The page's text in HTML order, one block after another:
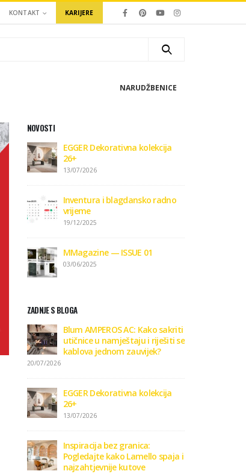
KONTAKT KARIJERE
NARUDŽBENICE
NOVOSTI
EGGER Dekorativna kolekcija
26+
13/07/2026
Inventura i blagdansko radno
vrijeme
19/12/2025
MMagazine — ISSUE 01
03/06/2025
ZADNJE S BLOGA
Blum AMPEROS AC: Kako sakriti
utičnice u namještaju i riješiti se
kablova jednom zauvijek?
20/07/2026
EGGER Dekorativna kolekcija
26+
13/07/2026
Inspiracija bez granica:
Pogledajte kako Lamello spaja i
najzahtjevnije kutove